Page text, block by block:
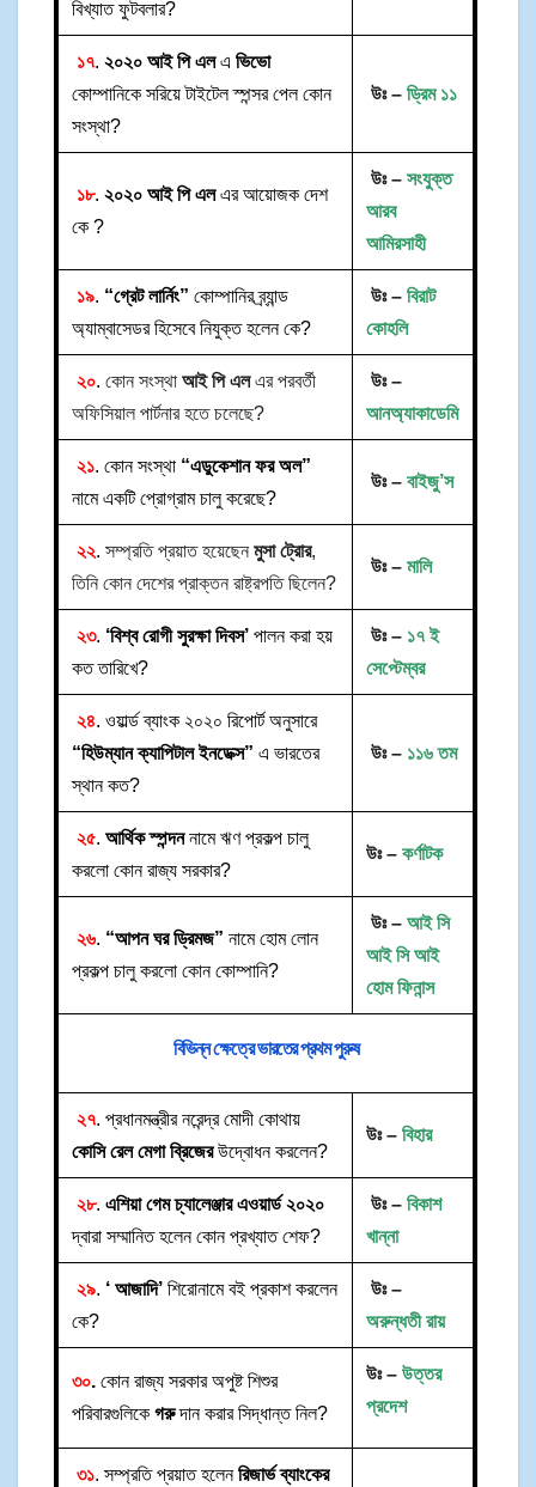
বিখ্যাত ফুটবলার?
১৭.২০২০ আই পি এলএভিভো
কোম্পানিকে সরিয়ে টাইটেল স্পন্সর পেল কোন
সংস্থা?
উঃ – ড্রিম ১১
১৮.২০২০ আই পি এলএর আয়োজক দেশ
কে ?
উঃ – সংযুক্ত
আরব
আমিরসাহী
১৯. “গ্রেট লার্নিং” কোম্পানির ব্র্যান্ড
অ্যাম্বাসেডর হিসেবে নিযুক্ত হলেন কে?
উঃ – বিরাট
কোহলি
২০.কোন সংস্থাআই পি এলএর পরবর্তী
অফিসিয়াল পার্টনার হতে চলেছে?
উঃ –
আনঅ্যাকাডেমি
২১. কোন সংস্থা “এডুকেশান ফর অল”
নামে একটি প্রোগ্রাম চালু করেছে?
উঃ – বাইজু’স
২২.সম্প্রতি প্রয়াত হয়েছেনমুসা ট্রোর,
তিনি কোন দেশের প্রাক্তন রাষ্ট্রপতি ছিলেন?
উঃ – মালি
২৩. ‘বিশ্ব রোগী সুরক্ষা দিবস’ পালন করা হয়
কত তারিখে?
উঃ – ১৭ ই
সেপ্টেম্বর
২৪. ওয়ার্ল্ড ব্যাংক ২০২০ রিপোর্ট অনুসারে
“হিউম্যান ক্যাপিটাল ইনডেক্স”এ ভারতের
স্থান কত?
উঃ – ১১৬ তম
২৫.আর্থিক স্পন্দননামে ঋণ প্রকল্প চালু
করলো কোন রাজ্য সরকার?
উঃ –কর্ণাটক
২৬. “আপন ঘর ড্রিমজ” নামে হোম লোন
প্রকল্প চালু করলো কোন কোম্পানি?
উঃ – আই সি
আই সি আই
হোম ফিনান্স
বিভিন্ন ক্ষেত্রে ভারতের প্রথম পুরুষ
২৭. প্রধানমন্ত্রীর নরেন্দ্র মোদী কোথায়
কোসি রেল মেগা ব্রিজেরউদ্বোধন করলেন?
উঃ –বিহার
২৮.এশিয়া গেম চ্যালেঞ্জার এওয়ার্ড ২০২০
দ্বারা সম্মানিত হলেন কোন প্রখ্যাত শেফ?
উঃ – বিকাশ
খান্না
২৯. ‘ আজাদি’ শিরোনামে বই প্রকাশ করলেন
কে?
উঃ –
অরুন্ধতী রায়
৩০.কোন রাজ্য সরকার অপুষ্ট শিশুর
পরিবারগুলিকেগরুদান করার সিদ্ধান্ত নিল?
উঃ –উত্তর
প্রদেশ
৩১. সম্প্রতি প্রয়াত হলেনরিজার্ভ ব্যাংকের